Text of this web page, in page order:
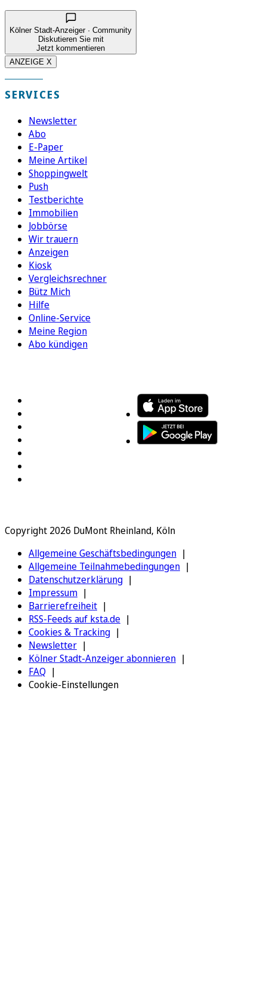
Kölner Stadt-Anzeiger · Community
Diskutieren Sie mit
Jetzt kommentieren
ANZEIGE X
SERVICES
Newsletter
Abo
E-Paper
Meine Artikel
Shoppingwelt
Push
Testberichte
Immobilien
Jobbörse
Wir trauern
Anzeigen
Kiosk
Vergleichsrechner
Bütz Mich
Hilfe
Online-Service
Meine Region
Abo kündigen
Copyright 2026 DuMont Rheinland, Köln
Allgemeine Geschäftsbedingungen
Allgemeine Teilnahmebedingungen
Datenschutzerklärung
Impressum
Barrierefreiheit
RSS-Feeds auf ksta.de
Cookies & Tracking
Newsletter
Kölner Stadt-Anzeiger abonnieren
FAQ
Cookie-Einstellungen